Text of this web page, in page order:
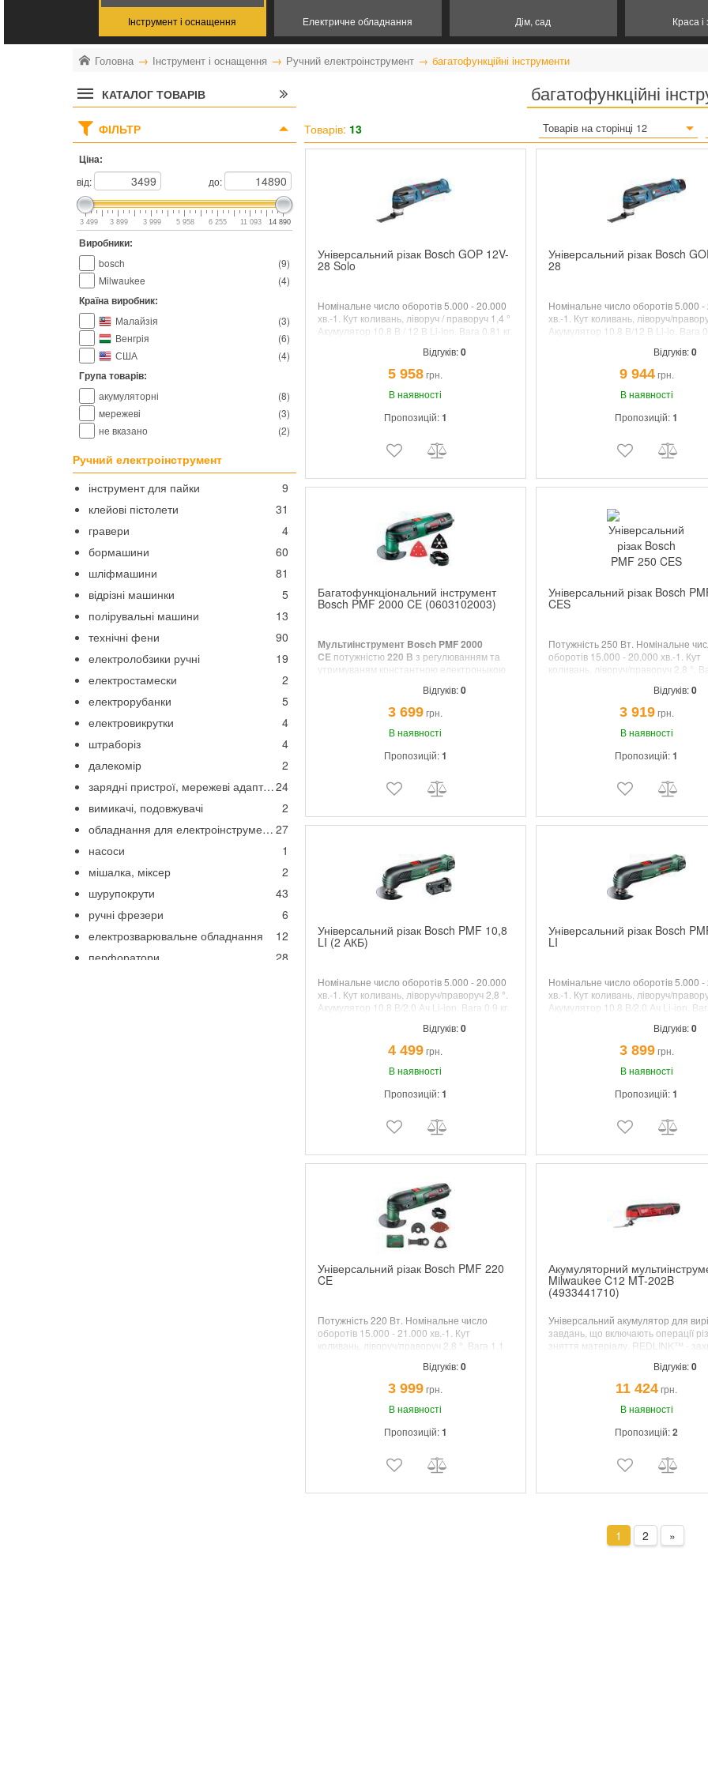
Інструмент і оснащення Електричне обладнання Дім, сад Краса
Головна Інструмент і оснащення Ручний електроінструмент багатофункційні інструменти
КАТАЛОГ ТОВАРІВ багатофункційні
ФІЛЬТР
Ціна:
від: до:
3 499 3 899 3 999 5 958 6 255 11 093 14 890
Виробники:
(9)
bosch
(4)
Milwaukee
Країна виробник:
(3)
Малайзія
(6)
Венгрія
(4)
США
Група товарів:
(8)
акумуляторні
(3)
мережеві
(2)
не вказано
Ручний електроінструмент
9
інструмент для пайки
31
клейові пістолети
4
гравери
60
бормашини
81
шліфмашини
5
відрізні машинки
13
полірувальні машини
90
технічні фени
19
електролобзики ручні
2
електростамески
5
електрорубанки
4
електровикрутки
4
штраборіз
2
далекомір
24
зарядні пристрої, мережеві адаптери
2
вимикачі, подовжувачі
27
обладнання для електроінструменту
1
насоси
2
мішалка, міксер
43
шурупокрути
6
ручні фрезери
12
електрозварювальне обладнання
28
перфоратори
Товарів: 13 Товарів на сторінці 12
Універсальний різак Bosch GOP 12V-
28 Solo
Номінальне число оборотів 5.000 - 20.000
хв.-1. Кут коливань, ліворуч / праворуч 1,4 °
Акумулятор 10,8 В / 12 В Li-ion. Вага 0,81 кг.
Відгуків:0
5 958грн.
В наявності
Пропозицій:1
Універсальний різак Bosch
28
Номінальне число оборотів 5.000 -
хв.-1. Кут коливань, ліворуч/
Акумулятор 10,8 В/12 В Li-io. Вага
Магнітний 3D патрон, прекрасна
ергономіка, настройки швидкості.
Відгуків:0
9 944грн.
В наявності
Пропозицій:1
Багатофункціональний інструмент
Bosch PMF 2000 CE (0603102003)
Мультиінструмент Bosch PMF 2000
CE потужністю220 В з регулюванням та
утримуваням константною електроныкою
кутом коливань зліва/справа2,8 градуса.
Магнітний патрон з універсальним
для простої перевстановлення
аксесуарів з кріпленням Starlock. 4-
Поставляється у картонній упаковці з
набором дельташліфлистів,
дельташліфпластиною.
Відгуків:0
3 699грн.
В наявності
Пропозицій:1
Універсальний різак Bosch
CES
Потужність 250 Вт. Номінальне
оборотів 15.000 - 20.000 хв.-1. Кут
коливань, ліворуч/праворуч 2,8 °.
Відгуків:0
3 919грн.
В наявності
Пропозицій:1
Універсальний різак Bosch PMF 10,8
LI (2 АКБ)
Номінальне число оборотів 5.000 - 20.000
хв.-1. Кут коливань, ліворуч/праворуч 2,8 °.
Акумулятор 10,8 В/2,0 Ач Li-ion. Вага 0,9 кг.
Відгуків:0
4 499грн.
В наявності
Пропозицій:1
Універсальний різак Bosch
LI
Номінальне число оборотів 5.000 -
хв.-1. Кут коливань, ліворуч/
Акумулятор 10,8 В/2,0 Ач Li-ion.
Відгуків:0
3 899грн.
В наявності
Пропозицій:1
Універсальний різак Bosch PMF 220
CE
Потужність 220 Вт. Номінальне число
оборотів 15.000 - 21.000 хв.-1. Кут
коливань, ліворуч/праворуч 2,8 °. Вага 1,1
Відгуків:0
3 999грн.
В наявності
Пропозицій:1
Акумуляторний
Milwaukee C12 MT-202B
(4933441710)
Універсальний акумулятор для
завдань, що включають операції
зняття матеріалу. REDLINK™ -
акумулятор, що забезпечує
класі рівень захисту. Регульована
швидкість (5000–20 000 ходів за
коливальний рух на 1,5°
такими матеріалами, як метал,
Відгуків:0
11 424грн.
В наявності
Пропозицій:2
1 2 »